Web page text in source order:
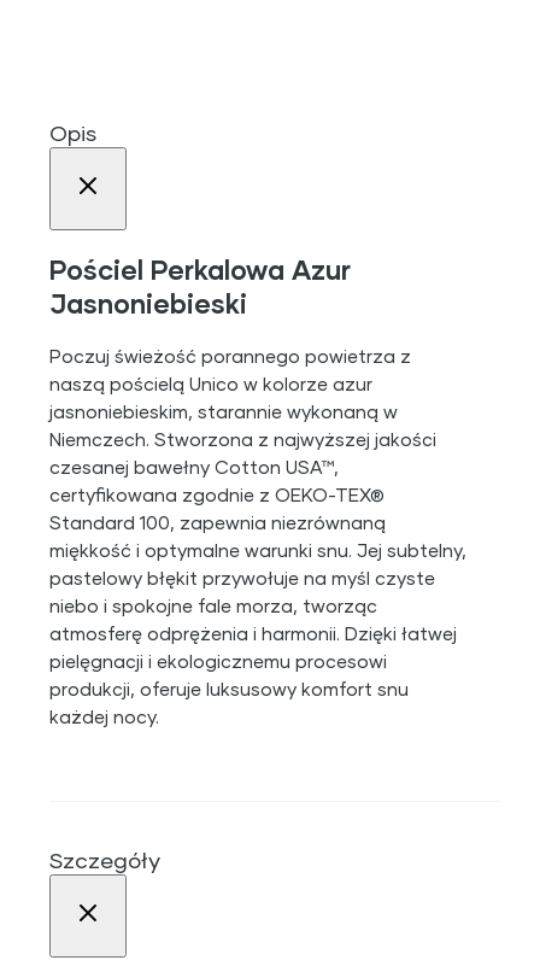
Opis
Pościel Perkalowa Azur
Jasnoniebieski
Poczuj świeżość porannego powietrza z
naszą pościelą Unico w kolorze azur
jasnoniebieskim, starannie wykonaną w
Niemczech. Stworzona z najwyższej jakości
czesanej bawełny Cotton USA™,
certyfikowana zgodnie z OEKO-TEX®
Standard 100, zapewnia niezrównaną
miękkość i optymalne warunki snu. Jej subtelny,
pastelowy błękit przywołuje na myśl czyste
niebo i spokojne fale morza, tworząc
atmosferę odprężenia i harmonii. Dzięki łatwej
pielęgnacji i ekologicznemu procesowi
produkcji, oferuje luksusowy komfort snu
każdej nocy.
Szczegóły